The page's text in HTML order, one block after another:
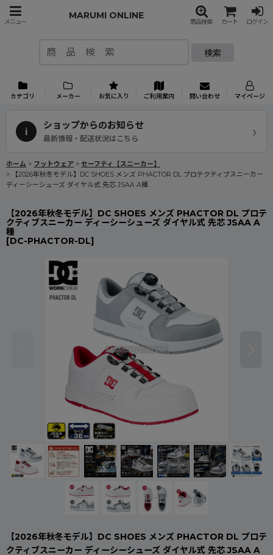
メニュー
MARUMI ONLINE
商品検索 カート ログイン
検索
カテゴリ メーカー お気に入り ご利用案内 問い合わせ マイページ
i
ショップからのお知らせ
最新情報・配送状況はこちら ›
ホーム > フットウェア > セーフティ【スニーカー】
>
【2026年秋冬モデル】DC SHOES メンズ PHACTOR DL プロテクティブスニーカー
ディーシーシューズ ダイヤル式 先芯 JSAA A種
【2026年秋冬モデル】DC SHOES メンズ PHACTOR DL プロテ
クティブスニーカー ディーシーシューズ ダイヤル式 先芯 JSAA A
種
[DC-PHACTOR-DL]
【2026年秋冬モデル】DC SHOES メンズ PHACTOR DL プロテ
クティブスニーカー ディーシーシューズ ダイヤル式 先芯 JSAA A